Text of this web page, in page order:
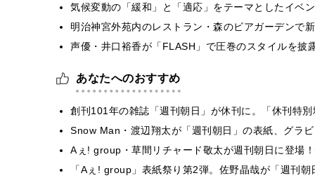
気候変動の「緩和」と「適応」をテーマとしたイベ
明治神宮外苑内のレストラン・森のビアガーデンで
声優・井口裕香が「FLASH」で圧巻のスタイルを
あなたへのおすすめ
創刊101年の雑誌「週刊朝日」が休刊に。「休刊特
Snow Man・渡辺翔太が「週刊朝日」の表紙、グラ
Aぇ! group・草間リチャード敬太が週刊朝日に登場
「Aぇ! group」表紙祭り第2弾。佐野晶哉が「週刊